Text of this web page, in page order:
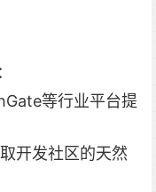
等行业平台提
开发社区的天然